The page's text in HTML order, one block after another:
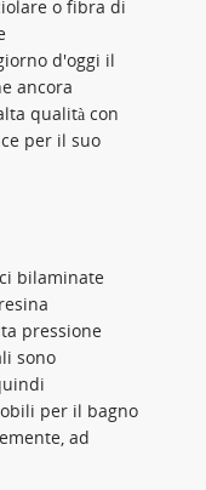
o fibra di
d'oggi il
ancora
qualità con
per il suo
bilaminate
pressione
sono
per il bagno
ad